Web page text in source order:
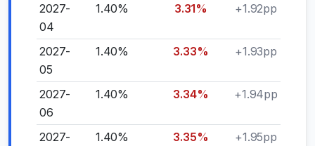
2027-
04
1.40% 3.31% +1.92pp
2027-
05
1.40% 3.33% +1.93pp
2027-
06
1.40% 3.34% +1.94pp
2027-
1.40% 3.35% +1.95pp